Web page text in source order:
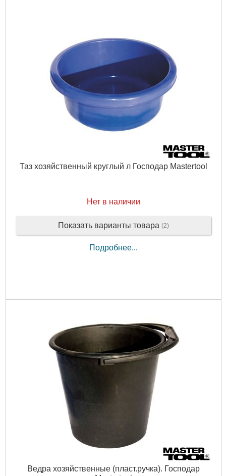
Таз хозяйственный круглый л Господар Mastertool
Нет в наличии
Показать варианты товара (2)
Подробнее...
Ведра хозяйственные (пласт.ручка). Господар